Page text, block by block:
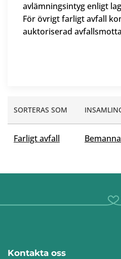
avlämningsintyg enligt
För övrigt farligt avfall
auktoriserad
SORTERAS SOM
Farligt avfall
Kontakta oss